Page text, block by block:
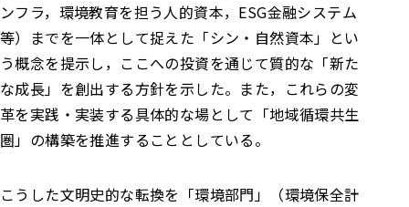
ンフラ，環境教育を担う人的資本，ESG金融システム
等）までを一体として捉えた「シン・自然資本」とい
う概念を提示し，ここへの投資を通じて質的な「新た
な成長」を創出する方針を示した。また，これらの変
革を実践・実装する具体的な場として「地域循環共生
圏」の構築を推進することとしている。
こうした文明史的な転換を「環境部門」（環境保全計